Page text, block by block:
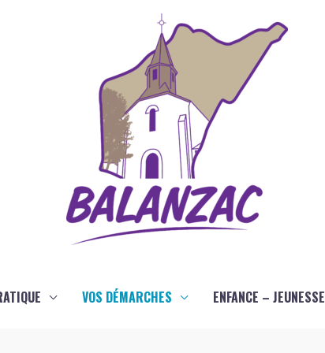
VOS DÉMARCHES ENFANCE – JEUNESSE